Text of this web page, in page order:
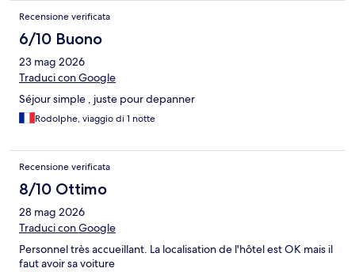
Recensione verificata
6/10 Buono
23 mag 2026
Traduci con Google
Séjour simple , juste pour depanner
Rodolphe, viaggio di 1 notte
Recensione verificata
8/10 Ottimo
28 mag 2026
Traduci con Google
Personnel très accueillant. La localisation de l'hôtel est OK mais il
faut avoir sa voiture